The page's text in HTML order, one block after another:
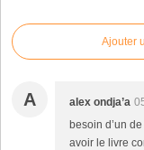
Ajouter
A alex ondja’a
besoin d’un
avoir le livre